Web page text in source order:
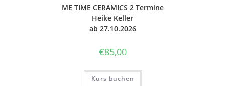
ME TIME CERA­MICS 2 Ter­mi­ne
Heike Keller
ab 27.10.2026
€85,00
Kurs buchen